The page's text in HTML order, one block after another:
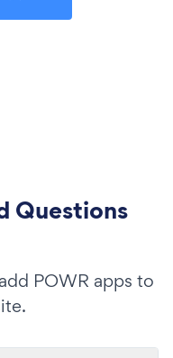
Questions
POWR apps to